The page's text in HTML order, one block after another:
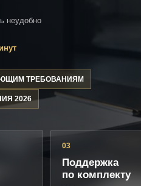
неудобно
ТРЕБОВАНИЯМ
2026
03
Поддержка
по комплекту